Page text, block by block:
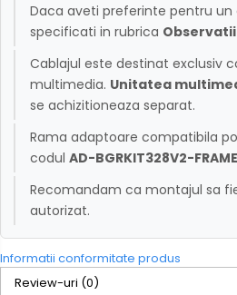
Daca aveti preferinte pentru
specificati in rubrica Observatii
Cablajul este destinat exclusiv
multimedia. Unitatea
se achizitioneaza separat.
Rama adaptoare compatibila
codul AD-BGRKIT328V2-FRAME
Recomandam ca montajul sa
autorizat.
Informatii conformitate produs
Review-uri (0)